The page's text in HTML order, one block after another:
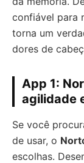
confiável para
torna um
dores de
App 1:
agilidade
Se você
de usar, o
escolhas.